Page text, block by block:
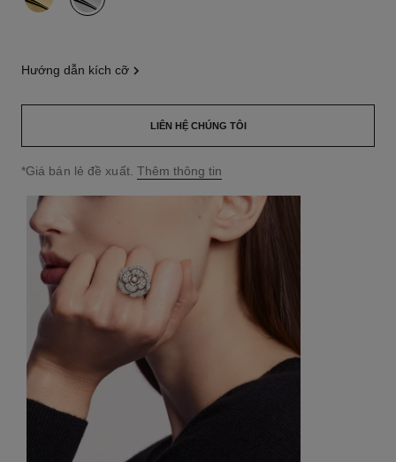
hướng dẫn kích cỡ
LIÊN HỆ CHÚNG TÔI
↩
*Giá bán lẻ đề xuất. Thêm thông tin